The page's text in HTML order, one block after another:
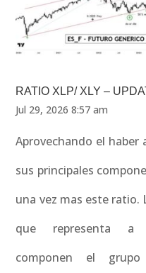
RATIO XLP/ XLY –
Jul 29, 2026 8:57 am
Aprovechando el haber
sus principales
una vez mas este ratio.
que representa a
componen el